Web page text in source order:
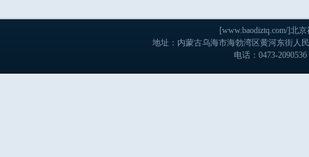
[www.baodiztq.com/]北
地址：内蒙古乌海市海勃湾区黄河东街人
电话：0473-